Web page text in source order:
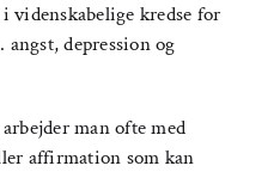
videnskabelige kredse for
depression og
man ofte med
affirmation som kan